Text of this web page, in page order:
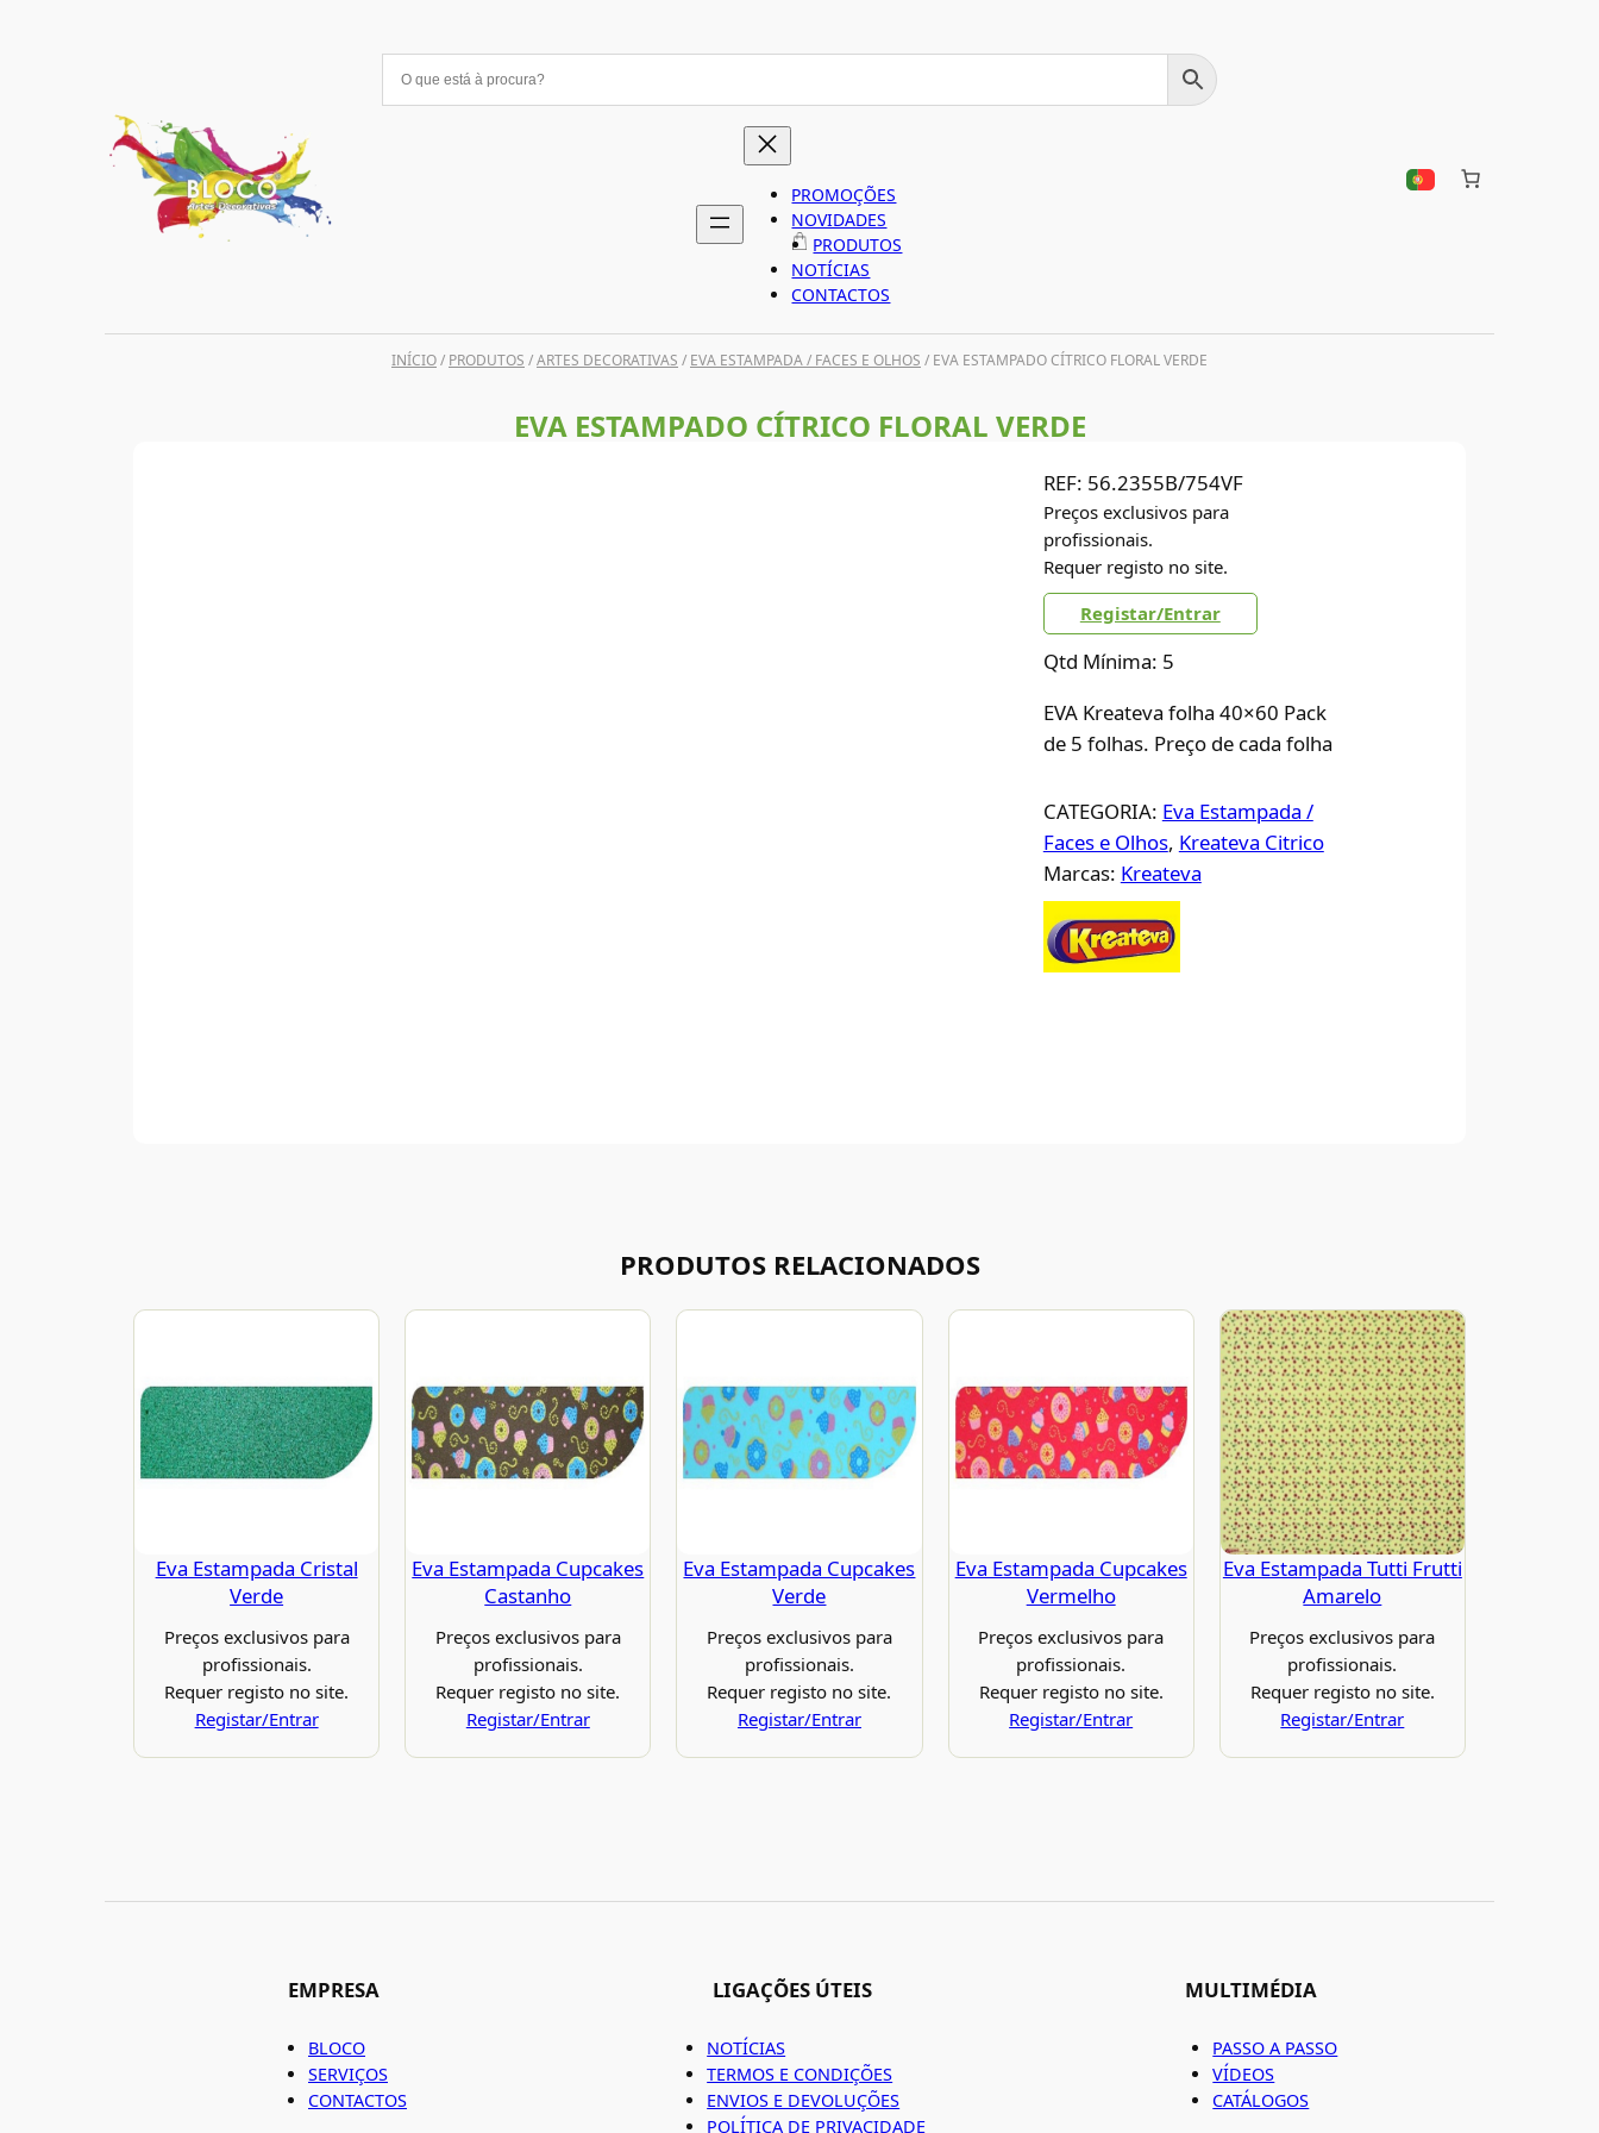
PROMOÇÕES
NOVIDADES
PRODUTOS
NOTÍCIAS
CONTACTOS
INÍCIO/ PRODUTOS /ARTES DECORATIVAS / EVA ESTAMPADA / FACES E OLHOS / EVA ESTAMPADO CÍTRICO FLORAL VERDE
EVA ESTAMPADO CÍTRICO FLORAL VERDE
REF: 56.2355B/754VF
Preços exclusivos para
profissionais.
Requer registo no site.
Registar/Entrar
Qtd Mínima: 5
EVA Kreateva folha 40×60 Pack
de 5 folhas. Preço de cada folha
CATEGORIA: Eva Estampada /
Faces e Olhos, Kreateva Citrico
Marcas: Kreateva
PRODUTOS RELACIONADOS
Eva Estampada Cristal
Verde
Preços exclusivos para
profissionais.
Requer registo no site.
Registar/Entrar
Eva Estampada Cupcakes
Castanho
Preços exclusivos para
profissionais.
Requer registo no site.
Registar/Entrar
Eva Estampada Cupcakes
Verde
Preços exclusivos para
profissionais.
Requer registo no site.
Registar/Entrar
Eva Estampada Cupcakes
Vermelho
Preços exclusivos para
profissionais.
Requer registo no site.
Registar/Entrar
Eva Estampada Tutti Frutti
Amarelo
Preços exclusivos para
profissionais.
Requer registo no site.
Registar/Entrar
EMPRESA
BLOCO
SERVIÇOS
CONTACTOS
LIGAÇÕES ÚTEIS
NOTÍCIAS
TERMOS E CONDIÇÕES
ENVIOS E DEVOLUÇÕES
POLÍTICA DE PRIVACIDADE
MULTIMÉDIA
PASSO A PASSO
VÍDEOS
CATÁLOGOS